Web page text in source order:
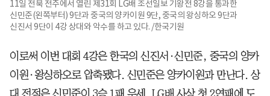
11일 전북 전주에서 열린 제31회 LG배 조선일보 기왕전 8강을 통과한
신민준(왼쪽부터) 9단과 중국의 양카이원 9단, 중국의 왕싱하오 9단과
신진서 9단이 4강 상대와 악수를 하고 있다. /한국기원
이로써 이번 대회 4강은 한국의 신진서·신민준, 중국의 양카
이원·왕싱하오로 압축됐다. 신민준은 양카이원과 만난다. 상
대 전적은 신민준이 3승 1패 우세. LG배 사상 첫 2연패에 도